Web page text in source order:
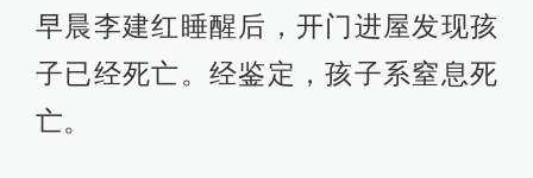
早晨李建红睡醒后，开门进屋发现孩
子已经死亡。经鉴定，孩子系窒息死
亡。